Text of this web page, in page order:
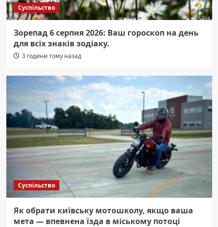
Суспільство
Зорепад 6 серпня 2026: Ваш гороскоп на день
для всіх знаків зодіаку.
3 години тому назад
Суспільство
Як обрати київську мотошколу, якщо ваша
мета — впевнена їзда в міському потоці